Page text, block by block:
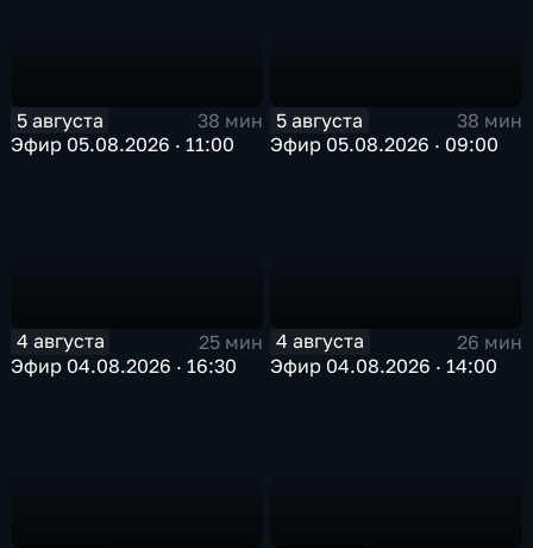
5 августа
38 мин
Эфир 05.08.2026 · 11:00
5 августа
38 мин
Эфир 05.08.2026 · 09:00
4 августа
25 мин
Эфир 04.08.2026 · 16:30
4 августа
26 мин
Эфир 04.08.2026 · 14:00